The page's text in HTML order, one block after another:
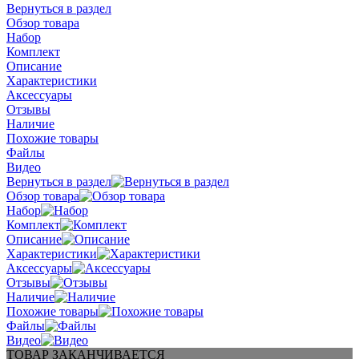
Вернуться в раздел
Обзор товара
Набор
Комплект
Описание
Характеристики
Аксессуары
Отзывы
Наличие
Похожие товары
Файлы
Видео
Вернуться в раздел
Обзор товара
Набор
Комплект
Описание
Характеристики
Аксессуары
Отзывы
Наличие
Похожие товары
Файлы
Видео
ТОВАР ЗАКАНЧИВАЕТСЯ